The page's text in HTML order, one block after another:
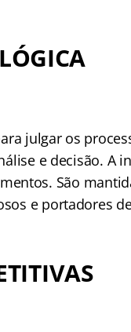
julgar os
e decisão. A
São
e portadores